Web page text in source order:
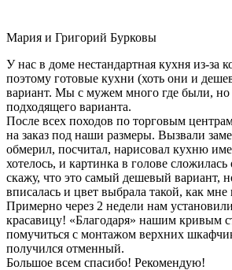
Мария и Григорий Бурковы
У нас в доме нестандартная кухня из-за
поэтому готовые кухни (хоть они и
вариант. Мы с мужем много где были,
подходящего варианта.
После всех походов по торговым
на заказ под наши размеры. Вызвали
обмерил, посчитал, нарисовал кухню
хотелось, и картинка в голове
скажу, что это самый дешевый вариант,
вписалась и цвет выбрала такой, как мне
Примерно через 2 недели нам
красавицу! «Благодаря» нашим кривым
помучиться с монтажом верхних
получился отменный.
Большое всем спасибо! Рекомендую!